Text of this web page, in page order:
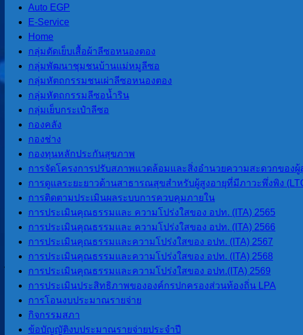
Auto EGP
E-Service
Home
กลุ่มตัดเย็บเสื้อผ้าลีซอหนองตอง
กลุ่มพัฒนาชุมชนบ้านแม่หมูลีซอ
กลุ่มหัตถกรรมชนเผ่าลีซอหนองตอง
กลุ่มหัตถกรรมลีซอน้ำริน
กลุ่มเย็บกระเป๋าลีซอ
กองคลัง
กองช่าง
กองทุนหลักประกันสุขภาพ
การจัดโครงการปรับสภาพแวดล้อมและสิ่งอำนวยความสะดวกของ
การดูแลระยะยาวด้านสาธารณสุขสำหรับผู้สูงอายุที่มีภาวะพึ่งพิง
การติดตามประเมินผลระบบการควบคุมภายใน
การประเมินคุณธรรมและ ความโปร่งใสของ อปท. (ITA) 2565
การประเมินคุณธรรมและ ความโปร่งใสของ อปท. (ITA) 2566
การประเมินคุณธรรมและความโปร่งใสของ อปท. (ITA) 2567
การประเมินคุณธรรมและความโปร่งใสของ อปท. (ITA) 2568
การประเมินคุณธรรมและความโปร่งใสของ อปท.(ITA) 2569
การประเมินประสิทธิภาพขององค์กรปกครองส่วนท้องถิ่น LPA
การโอนงบประมาณรายจ่าย
กิจกรรมสภา
ข้อบัญญัติงบประมาณรายจ่ายประจำปี
ประวิติของตำบลสบป่อง
หมู่บ้านสบป่อง เป็นหมู่บ้านของชนเผ่าพื้นเมืองภาคเหนือหรือคนล้า
บริเวณที่มีป่าไม้สมบูรณ์มาก ไม่มีบ้านเรือน หรือผู้คนอาศัยอยู่ เป็นทางผ่
เดินเท้า(เป็นเส้นทางเดียวที่ใช้สัญจร)
ต่อมาในปี พ.ศ. ๒๕๐๐ ได้มีชาวบ้านจากอำเภอปายเดินทางเข้ามาล่
ปลูกและอยู่อาศัย เนื่องจากเป็นพื้นที่ราบกว้างและอยู่ใกล้แหล่งน้ำ
กลุ่มคนกลุ่มแรกที่เข้ามายังบริเวณนี้คือ กลุ่มของนายตั๋น ใหม่ฟู, นาย
ทุ่งโป่ง อำเภอปาย เข้ามาตั้งบ้านเรื่อนและบุกเบิกที่ทำกิน ไร่ นา สวน และเลี้
ในปีเดียวกันนี้ สถานีตำรวจภูธรได้เข้ามาตั้งสถานีตำรวจที่บ้านปาง
และตั้งชื่อว่า “สถานีตำรวจภูธรตำบลปางมะผ้า”
คำว่า“ปางมะผ้า”เป็นภาษาไทยใหญ่ (ไต) คำว่า“ปาง”หมายถึง“จุดพักแ
แรมที่มีต้นมะนาวอยู่”
ในปี พ.ศ. ๒๕๐๙ มีชาวบ้านจากบ้านแม่เย็น, บ้านแม่ฮี้ อำเภอปาย ซึ่งป
ได้อพยพเข้ามาตั้งบ้านเรือน และบุกเบิกที่ทำกิน ไร่ นา สวน และเลี้ยงสัตว์ ที่
ในระหว่างนั้น ชาวบ้านสบป่อง ชาวบ้านปากไม้แดง รวมทังชาวเขาเผ่
น้ำริน(เผ่าลีซู) ต่างก็ต้องเดินทางไปหาซื้อเครื่องอุปโภค-บริโภค ที่อำเ
สัมภาระต่างๆ ก็ต้องใช้วัว ม้า หรือแบกหามด้วยคนเป็นส่วนใหญ่เพราะถนน